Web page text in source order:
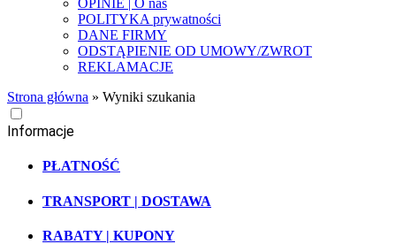
OPINIE | O nas
POLITYKA prywatności
DANE FIRMY
ODSTĄPIENIE OD UMOWY/ZWROT
REKLAMACJE
Strona główna » Wyniki szukania
Informacje
PŁATNOŚĆ
TRANSPORT | DOSTAWA
RABATY | KUPONY